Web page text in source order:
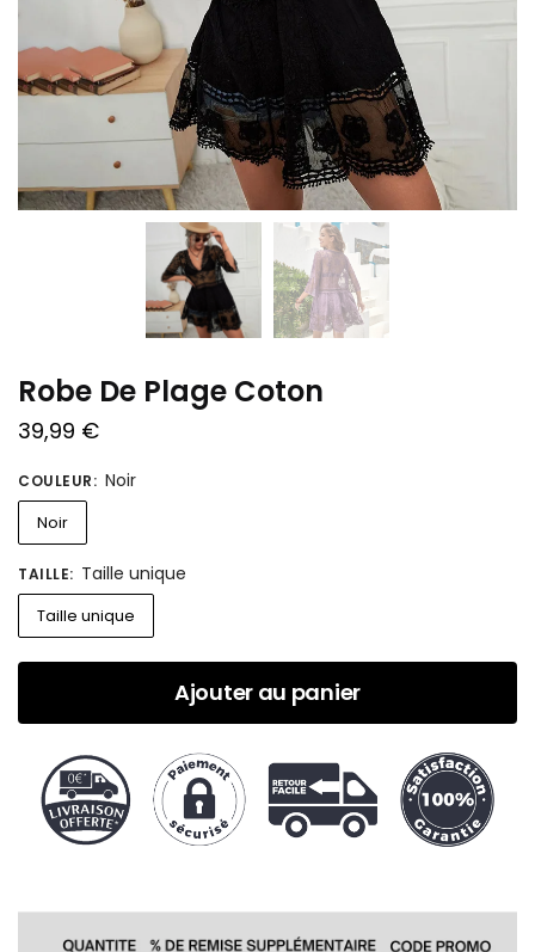
Robe De Plage Coton
39,99 €
COULEUR: Noir
Noir
TAILLE: Taille unique
Taille unique
Ajouter au panier